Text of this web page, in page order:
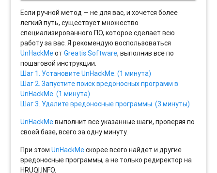
Если ручной метод — не для вас, и хочется более
легкий путь, существует множество
специализированного ПО, которое сделает всю
работу за вас. Я рекомендую воспользоваться
UnHackMeотGreatis Software, выполнив все по
пошаговой инструкции.
Шаг 1. Установите UnHackMe. (1 минута)
Шаг 2. Запустите поиск вредоносных программ в
UnHackMe. (1 минута)
Шаг 3. Удалите вредоносные программы. (3 минуты)
UnHackMeвыполнит все указанные шаги, проверяя по
своей базе, всего за одну минуту.
При этомUnHackMeскорее всего найдет и другие
вредоносные программы, а не только редиректор на
HRUQI.INFO.